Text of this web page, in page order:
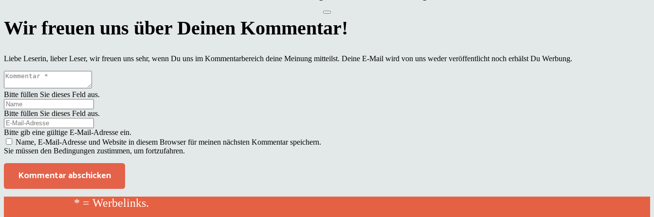
Liebe Leserin, lieber Leser, wir freuen uns sehr, wenn Du uns im Kommentarbereich deine Meinung mitteilst. Deine E-Mail wird von uns weder veröffentlicht noch erhälst Du Werbung.
Bitte füllen Sie dieses Feld aus.
Bitte füllen Sie dieses Feld aus.
Bitte gib eine gültige E-Mail-Adresse ein.
Name, E-Mail-Adresse und Website in diesem Browser für meinen nächsten Kommentar speichern.
Sie müssen den Bedingungen zustimmen, um fortzufahren.
Kommentar abschicken
* = Werbelinks.